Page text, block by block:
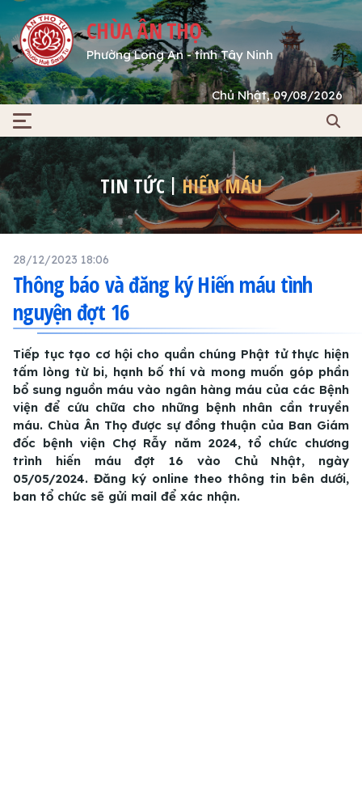
CHÙA ÂN THỌ
Phường Long An - tỉnh Tây Ninh
Chủ Nhật, 09/08/2026
TIN TỨC HIẾN MÁU
28/12/2023 18:06
Thông báo và đăng ký Hiến máu tình
nguyện đợt 16
Tiếp tục tạo cơ hội cho quần chúng Phật tử thực hiện
tấm lòng từ bi, hạnh bố thí và mong muốn góp phần
bổ sung nguồn máu vào ngân hàng máu của các Bệnh
viện để cứu chữa cho những bệnh nhân cần truyền
máu. Chùa Ân Thọ được sự đồng thuận của Ban Giám
đốc bệnh viện Chợ Rẫy năm 2024, tổ chức chương
trình hiến máu đợt 16 vào Chủ Nhật, ngày
05/05/2024. Đăng ký online theo thông tin bên dưới,
ban tổ chức sẽ gửi mail để xác nhận.